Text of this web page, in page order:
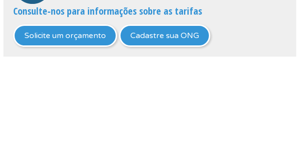
Consulte-nos para informações sobre as tarifas
Solicite um orçamento Cadastre sua ONG